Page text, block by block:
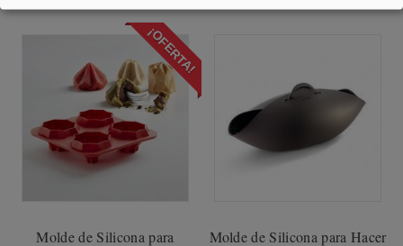
¡OFERTA!
Molde de Silicona para
Molde de Silicona para Hacer